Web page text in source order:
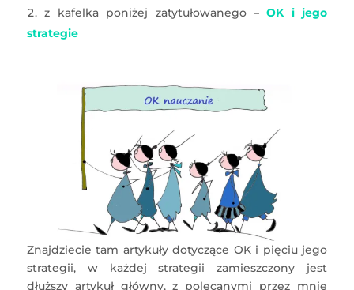
z kafelka poniżej zatytułowanego –OK i jego
strategie
Znajdziecie tam artykuły dotyczące OK i pięciu jego
strategii, w każdej strategii zamieszczony jest
dłuższy artykuł główny, z polecanymi przez mnie